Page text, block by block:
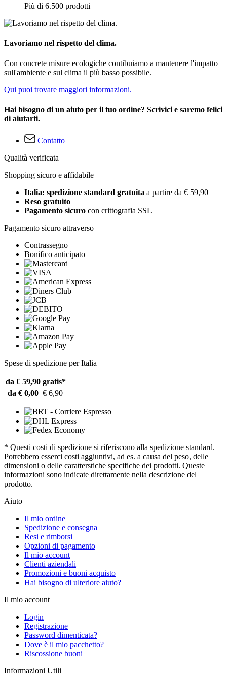
Più di 6.500 prodotti
Lavoriamo nel rispetto del clima.
Con concrete misure ecologiche contibuiamo a mantenere l'impatto
sull'ambiente e sul clima il più basso possibile.
Qui puoi trovare maggiori informazioni.
Hai bisogno di un aiuto per il tuo ordine? Scrivici e saremo felici
di aiutarti.
Contatto
Qualità verificata
Shopping sicuro e affidabile
Italia: spedizione standard gratuita a partire da € 59,90
Reso gratuito
Pagamento sicuro con crittografia SSL
Pagamento sicuro attraverso
Contrassegno
Bonifico anticipato
Spese di spedizione per Italia
da € 59,90 gratis*
da € 0,00 € 6,90
* Questi costi di spedizione si riferiscono alla spedizione standard.
Potrebbero esserci costi aggiuntivi, ad es. a causa del peso, delle
dimensioni o delle caratterstiche specifiche dei prodotti. Queste
informazioni sono indicate direttamente nella descrizione del
prodotto.
Aiuto
Il mio ordine
Spedizione e consegna
Resi e rimborsi
Opzioni di pagamento
Il mio account
Clienti aziendali
Promozioni e buoni acquisto
Hai bisogno di ulteriore aiuto?
Il mio account
Login
Registrazione
Password dimenticata?
Dove è il mio pacchetto?
Riscossione buoni
Informazioni Utili